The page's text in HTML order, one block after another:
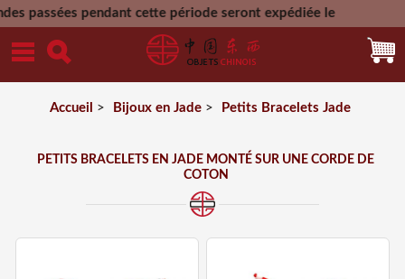
cette période seront expédiée le
Accueil > Bijoux en Jade > Petits Bracelets Jade
PETITS BRACELETS EN JADE MONTÉ SUR UNE CORDE DE
COTON